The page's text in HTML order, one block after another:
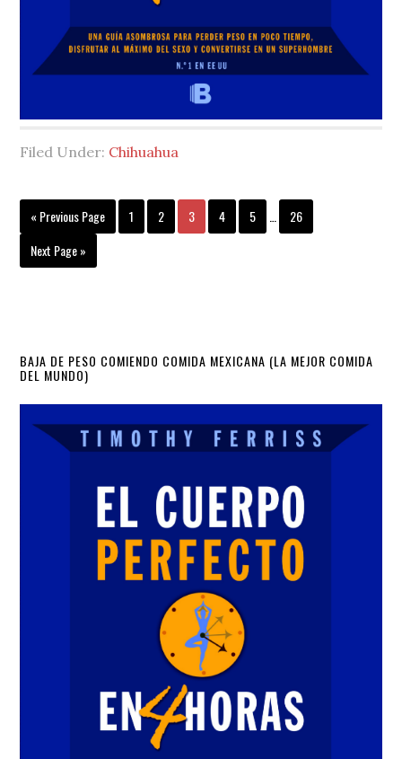
Filed Under: Chihuahua
« Go
Previous Page Page
1 Page
2 Page
3 Page
4 Page
5
Interim
pages
Page
26
Go
to
Next Page »
Primary
Sidebar
BAJA DE PESO COMIENDO COMIDA MEXICANA (LA MEJOR COMIDA
DEL MUNDO)